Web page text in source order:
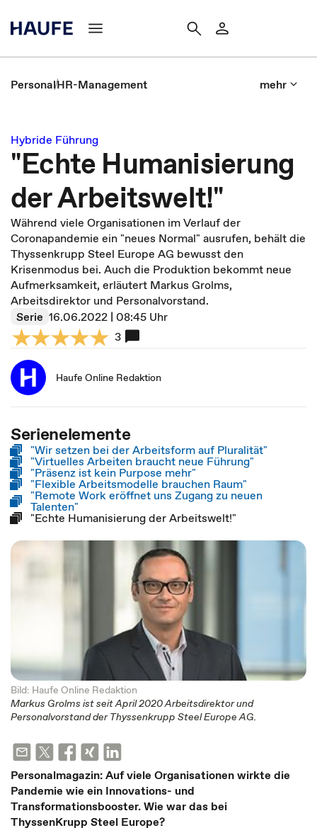
PersonalHR-Management mehr
Hybride Führung
"Echte Humanisierung
der Arbeitswelt!"
Während viele Organisationen im Verlauf der
Coronapandemie ein "neues Normal" ausrufen, behält die
Thyssenkrupp Steel Europe AG bewusst den
Krisenmodus bei. Auch die Produktion bekommt neue
Aufmerksamkeit, erläutert Markus Grolms,
Arbeitsdirektor und Personalvorstand.
Serie 16.06.2022 | 08:45 Uhr
3
Haufe Online Redaktion
Serienelemente
"Wir setzen bei der Arbeitsform auf Pluralität"
"Virtuelles Arbeiten braucht neue Führung"
"Präsenz ist kein Purpose mehr"
"Flexible Arbeitsmodelle brauchen Raum"
"Remote Work eröffnet uns Zugang zu neuen
Talenten"
"Echte Humanisierung der Arbeitswelt!"
Bild: Haufe Online Redaktion
Markus Grolms ist seit April 2020 Arbeitsdirektor und
Personalvorstand der Thyssenkrupp Steel Europe AG.
Personalmagazin: Auf viele Organisationen wirkte die
Pandemie wie ein Innovations- und
Transformationsbooster. Wie war das bei
ThyssenKrupp Steel Europe?